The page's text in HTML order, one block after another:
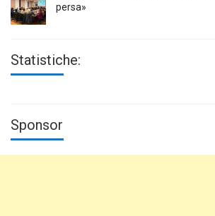
persa»
Statistiche:
Sponsor